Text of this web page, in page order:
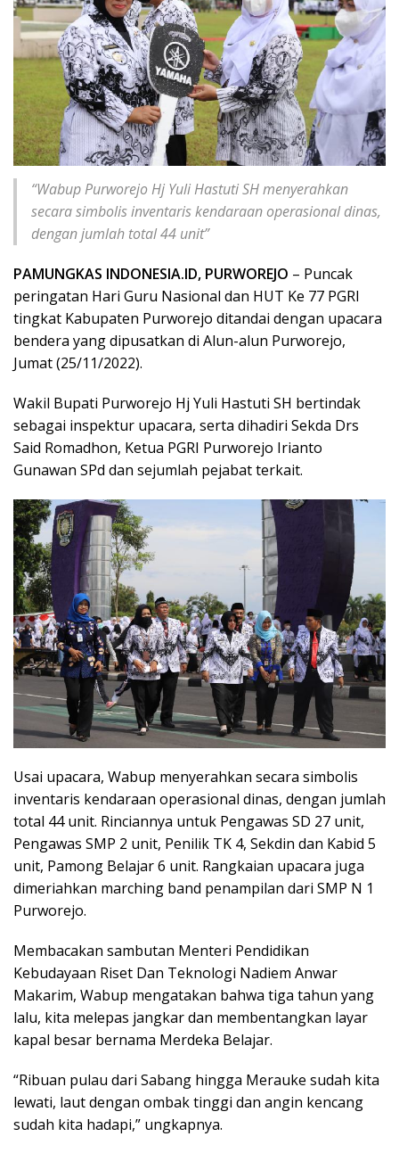
“Wabup Purworejo Hj Yuli Hastuti SH menyerahkan
secara simbolis inventaris kendaraan operasional dinas,
dengan jumlah total 44 unit”
PAMUNGKAS INDONESIA.ID, PURWOREJO – Puncak
peringatan Hari Guru Nasional dan HUT Ke 77 PGRI
tingkat Kabupaten Purworejo ditandai dengan upacara
bendera yang dipusatkan di Alun-alun Purworejo,
Jumat (25/11/2022).
Wakil Bupati Purworejo Hj Yuli Hastuti SH bertindak
sebagai inspektur upacara, serta dihadiri Sekda Drs
Said Romadhon, Ketua PGRI Purworejo Irianto
Gunawan SPd dan sejumlah pejabat terkait.
Usai upacara, Wabup menyerahkan secara simbolis
inventaris kendaraan operasional dinas, dengan jumlah
total 44 unit. Rinciannya untuk Pengawas SD 27 unit,
Pengawas SMP 2 unit, Penilik TK 4, Sekdin dan Kabid 5
unit, Pamong Belajar 6 unit. Rangkaian upacara juga
dimeriahkan marching band penampilan dari SMP N 1
Purworejo.
Membacakan sambutan Menteri Pendidikan
Kebudayaan Riset Dan Teknologi Nadiem Anwar
Makarim, Wabup mengatakan bahwa tiga tahun yang
lalu, kita melepas jangkar dan membentangkan layar
kapal besar bernama Merdeka Belajar.
“Ribuan pulau dari Sabang hingga Merauke sudah kita
lewati, laut dengan ombak tinggi dan angin kencang
sudah kita hadapi,” ungkapnya.